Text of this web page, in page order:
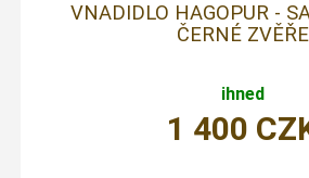
VNADIDLO HAGOPUR -
ČERNÉ ZVĚŘE
ihned
1 400